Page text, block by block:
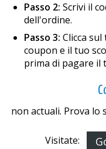
Passo 2: Scrivi il
dell'ordine.
Passo 3: Clicca
coupon e il tuo
prima di pagare il
non actuali. Prova lo
Visitate: